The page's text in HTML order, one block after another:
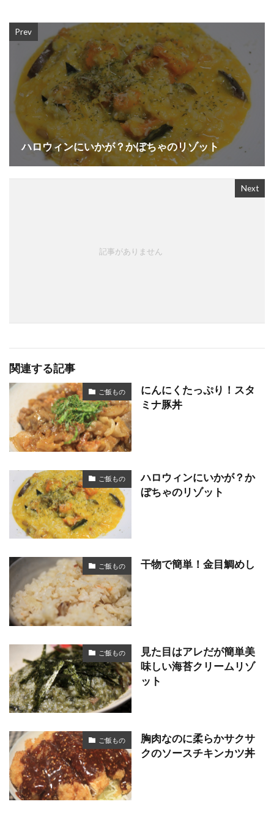
Prev
ハロウィンにいかが？かぼちゃのリゾット
Next
記事がありません
関連する記事
ご飯もの
にんにくたっぷり！スタ
ミナ豚丼
ご飯もの
ハロウィンにいかが？か
ぼちゃのリゾット
ご飯もの 干物で簡単！金目鯛めし
ご飯もの
見た目はアレだが簡単美
味しい海苔クリームリゾ
ット
ご飯もの
胸肉なのに柔らかサクサ
クのソースチキンカツ丼